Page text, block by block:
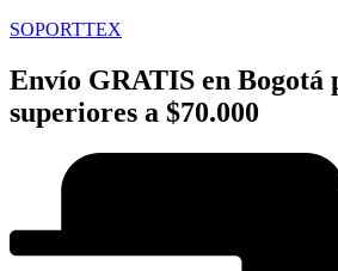
SOPORTTEX
Envío GRATIS en Bogotá
superiores a $70.000